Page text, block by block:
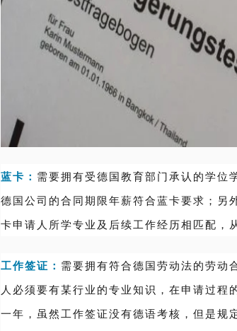
蓝卡： 需要拥有受德国教育部门承认的学位
德国公司的合同期限年薪符合蓝卡要求；另
卡申请人所学专业及后续工作经历相匹配，
工作签证： 需要拥有符合德国劳动法的劳动
人必须要有某行业的专业知识，在申请过
一年，虽然工作签证没有德语考核，但是规